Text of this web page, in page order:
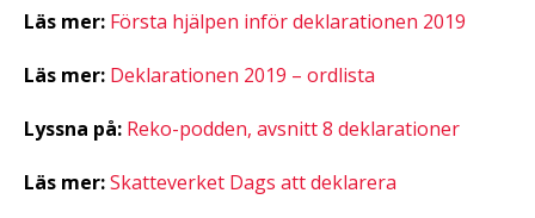
Läs mer: Första hjälpen inför deklarationen 2019
Läs mer: Deklarationen 2019 – ordlista
Lyssna på: Reko-podden, avsnitt 8 deklarationer
Läs mer:Skatteverket Dags att deklarera